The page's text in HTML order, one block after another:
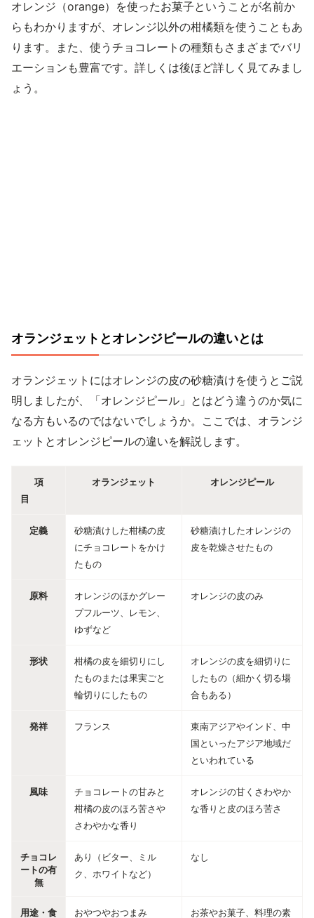
オレンジ（orange）を使ったお菓子ということが名前か
らもわかりますが、オレンジ以外の柑橘類を使うこともあ
ります。また、使うチョコレートの種類もさまざまでバリ
エーションも豊富です。詳しくは後ほど詳しく見てみまし
ょう。
オランジェットとオレンジピールの違いとは
オランジェットにはオレンジの皮の砂糖漬けを使うとご説
明しましたが、「オレンジピール」とはどう違うのか気に
なる方もいるのではないでしょうか。ここでは、オランジ
ェットとオレンジピールの違いを解説します。
項
目
オランジェット オレンジピール
定義
砂糖漬けした柑橘の皮
にチョコレートをかけ
たもの
砂糖漬けしたオレンジの
皮を乾燥させたもの
原料
オレンジのほかグレー
プフルーツ、レモン、
ゆずなど
オレンジの皮のみ
形状
柑橘の皮を細切りにし
たものまたは果実ごと
輪切りにしたもの
オレンジの皮を細切りに
したもの（細かく切る場
合もある）
発祥 フランス
東南アジアやインド、中
国といったアジア地域だ
といわれている
風味
チョコレートの甘みと
柑橘の皮のほろ苦さや
さわやかな香り
オレンジの甘くさわやか
な香りと皮のほろ苦さ
チョコレ
ートの有
無
あり（ビター、ミル
ク、ホワイトなど）
なし
用途・食 おやつやおつまみ お茶やお菓子、料理の素